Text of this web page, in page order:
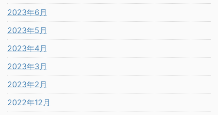
2023年6月
2023年5月
2023年4月
2023年3月
2023年2月
2022年12月